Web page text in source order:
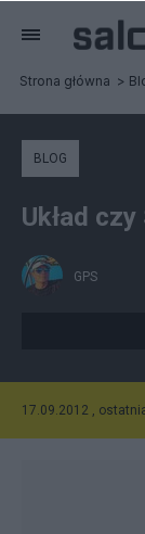
Strona główna
BLOG
Układ
GPS
17.09.2012 ,